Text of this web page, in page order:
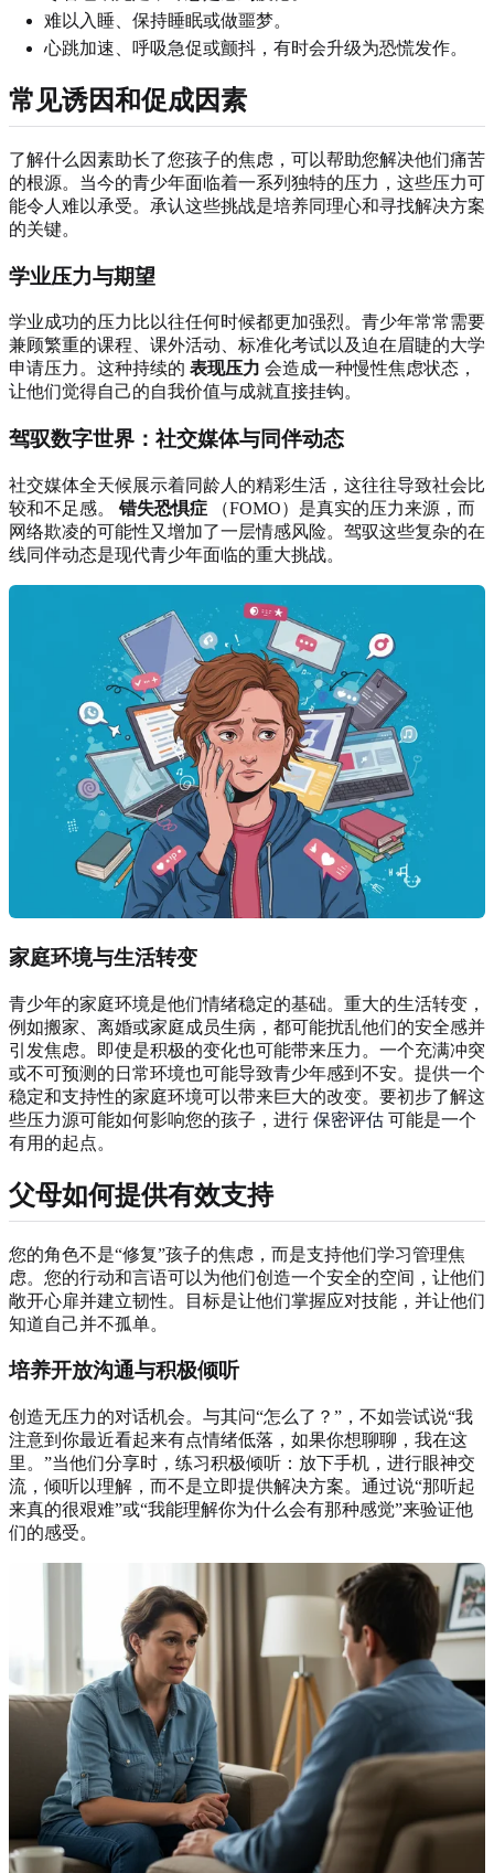
难以入睡、保持睡眠或做噩梦。
心跳加速、呼吸急促或颤抖，有时会升级为恐慌发作。
常见诱因和促成因素
了解什么因素助长了您孩子的焦虑，可以帮助您解决他们痛苦
的根源。当今的青少年面临着一系列独特的压力，这些压力可
能令人难以承受。承认这些挑战是培养同理心和寻找解决方案
的关键。
学业压力与期望
学业成功的压力比以往任何时候都更加强烈。青少年常常需要
兼顾繁重的课程、课外活动、标准化考试以及迫在眉睫的大学
申请压力。这种持续的 表现压力 会造成一种慢性焦虑状态，
让他们觉得自己的自我价值与成就直接挂钩。
驾驭数字世界：社交媒体与同伴动态
社交媒体全天候展示着同龄人的精彩生活，这往往导致社会比
较和不足感。 错失恐惧症 （FOMO）是真实的压力来源，而
网络欺凌的可能性又增加了一层情感风险。驾驭这些复杂的在
线同伴动态是现代青少年面临的重大挑战。
家庭环境与生活转变
青少年的家庭环境是他们情绪稳定的基础。重大的生活转变，
例如搬家、离婚或家庭成员生病，都可能扰乱他们的安全感并
引发焦虑。即使是积极的变化也可能带来压力。一个充满冲突
或不可预测的日常环境也可能导致青少年感到不安。提供一个
稳定和支持性的家庭环境可以带来巨大的改变。要初步了解这
些压力源可能如何影响您的孩子，进行 保密评估 可能是一个
有用的起点。
父母如何提供有效支持
您的角色不是“修复”孩子的焦虑，而是支持他们学习管理焦
虑。您的行动和言语可以为他们创造一个安全的空间，让他们
敞开心扉并建立韧性。目标是让他们掌握应对技能，并让他们
知道自己并不孤单。
培养开放沟通与积极倾听
创造无压力的对话机会。与其问“怎么了？”，不如尝试说“我
注意到你最近看起来有点情绪低落，如果你想聊聊，我在这
里。”当他们分享时，练习积极倾听：放下手机，进行眼神交
流，倾听以理解，而不是立即提供解决方案。通过说“那听起
来真的很艰难”或“我能理解你为什么会有那种感觉”来验证他
们的感受。